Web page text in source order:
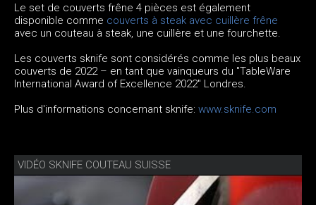
Le set de couverts frêne 4 pièces est également
disponible comme couverts à steak avec cuillère frêne
avec un couteau à steak, une cuillère et une fourchette.
Les couverts sknife sont considérés comme les plus beaux
couverts de 2022 – en tant que vainqueurs du "TableWare
International Award of Excellence 2022" Londres.
Plus d'informations concernant sknife: www.sknife.com
VIDÉO SKNIFE COUTEAU SUISSE